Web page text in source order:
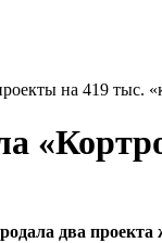
на 419 тыс.
два